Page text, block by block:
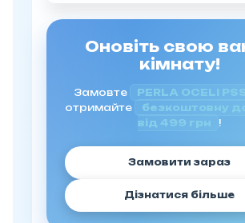
Оновіть свою
кімнату!
Замовте PERLA OCELI
отримайте
безкоштовну
від 499 грн
!
Замовити зараз
Дізнатися більше